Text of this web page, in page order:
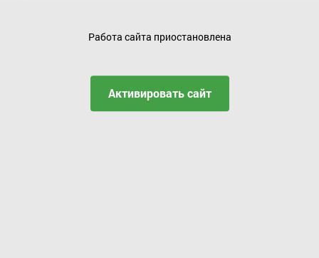
Работа сайта приостановлена
Активировать сайт